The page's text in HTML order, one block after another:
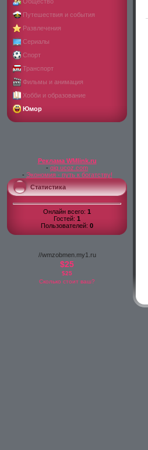
Путешествия и события
Развлечения
Сериалы
Спорт
Транспорт
Фильмы и анимация
Хобби и образование
Юмор
Реклама WMlink.ru
- qiq.ucoz.com
- Экономия - путь к богатству!
Статистика
Онлайн всего: 1
Гостей: 1
Пользователей: 0
//wmzobmen.my1.ru
$25
$25
Сколько стоит ваш?